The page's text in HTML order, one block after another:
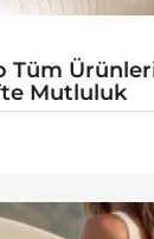
Tüm
Mutluluk